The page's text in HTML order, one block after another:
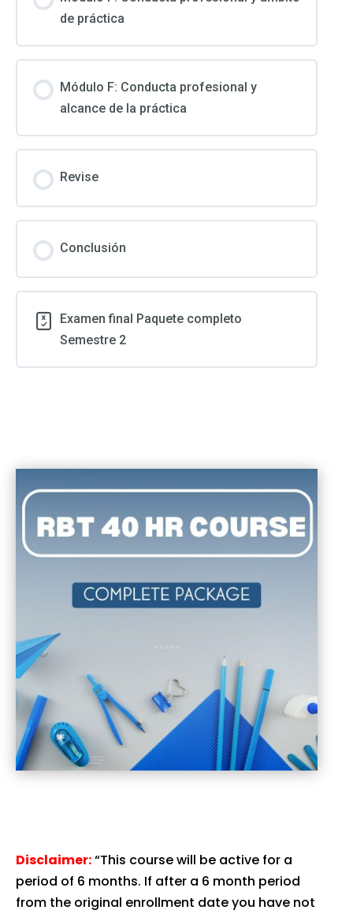
de práctica
Módulo F: Conducta profesional y
alcance de la práctica
Revise
Conclusión
Examen final Paquete completo
Semestre 2
Disclaimer:“This course will be active for a
period of 6 months. If after a 6 month period
from the original enrollment date you have not